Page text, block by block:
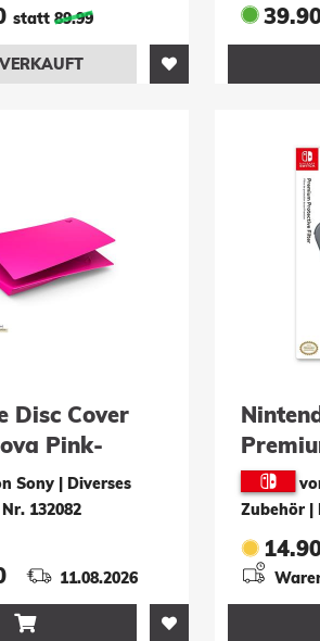
statt 89.99
Disc Cover
Pink-
Sony | Diverses
Nr. 132082
11.08.2026

Zubehör |